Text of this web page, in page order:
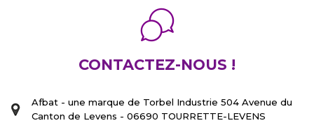
CONTACTEZ-NOUS !
Afbat - une marque de Torbel Industrie 504 Avenue du
Canton de Levens - 06690 TOURRETTE-LEVENS